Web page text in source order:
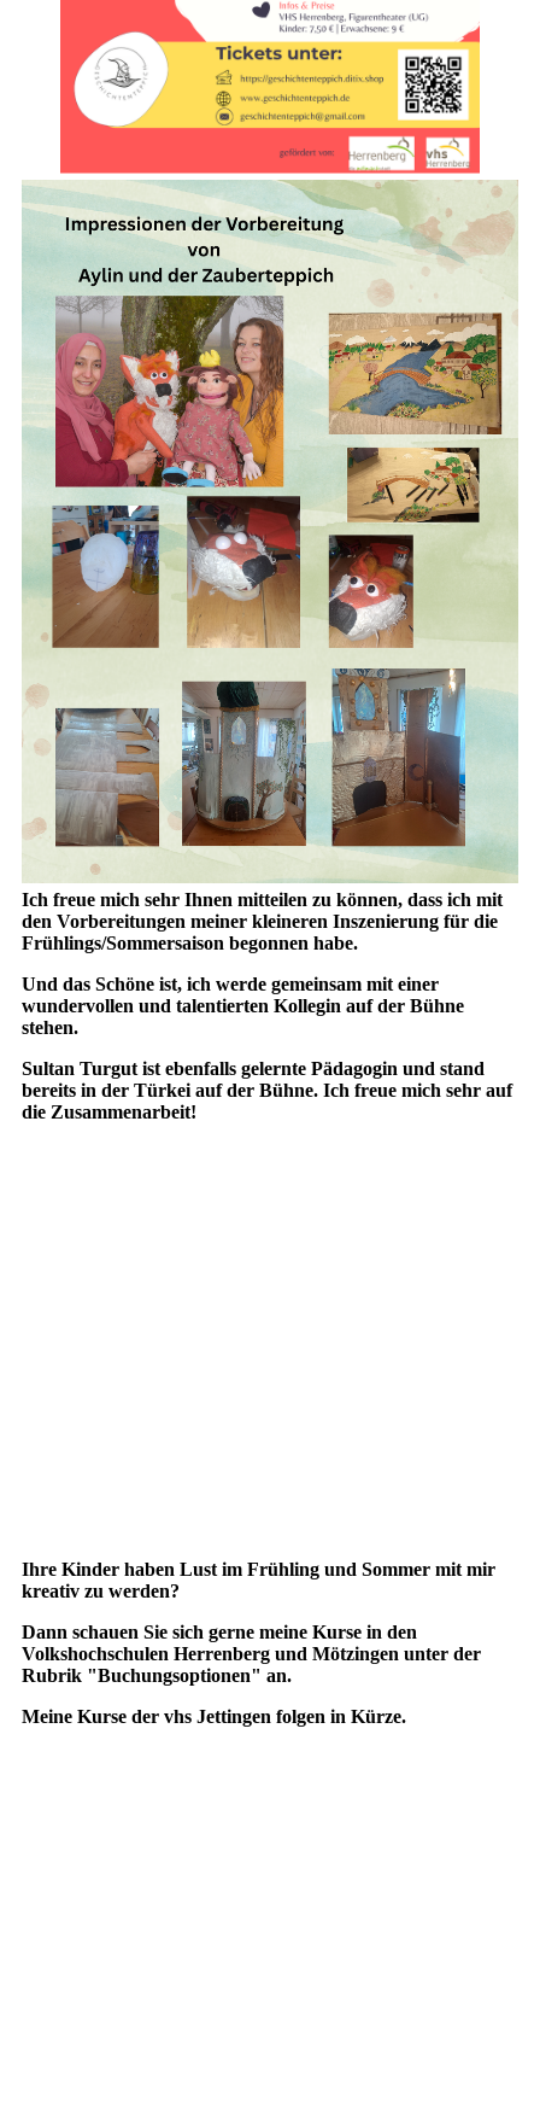
Ich freue mich sehr Ihnen mitteilen zu können, dass ich mit
den Vorbereitungen meiner kleineren Inszenierung für die
Frühlings/Sommersaison begonnen habe.
Und das Schöne ist, ich werde gemeinsam mit einer
wundervollen und talentierten Kollegin auf der Bühne
stehen.
Sultan Turgut ist ebenfalls gelernte Pädagogin und stand
bereits in der Türkei auf der Bühne. Ich freue mich sehr auf
die Zusammenarbeit!
Ihre Kinder haben Lust im Frühling und Sommer mit mir
kreativ zu werden?
Dann schauen Sie sich gerne meine Kurse in den
Volkshochschulen Herrenberg und Mötzingen unter der
Rubrik "Buchungsoptionen" an.
Meine Kurse der vhs Jettingen folgen in Kürze.